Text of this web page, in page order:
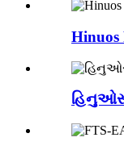
Hinuos
હિનુઓસ